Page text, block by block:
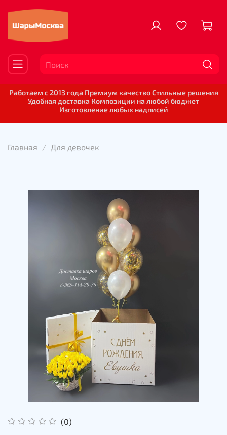
Работаем с 2013 года Премиум качество Стильные решения
Удобная доставка Композиции на любой бюджет
Изготовление любых надписей
Главная Для девочек
(0)